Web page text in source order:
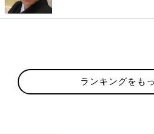
ランキングをも